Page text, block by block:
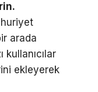
arada
ekleyerek